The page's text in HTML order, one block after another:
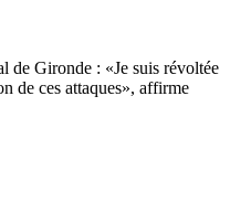
de Gironde : «Je suis révoltée
de ces attaques», affirme